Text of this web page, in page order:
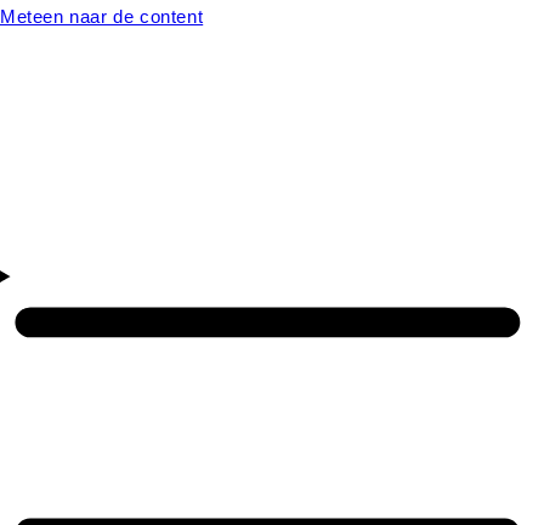
Meteen naar de content